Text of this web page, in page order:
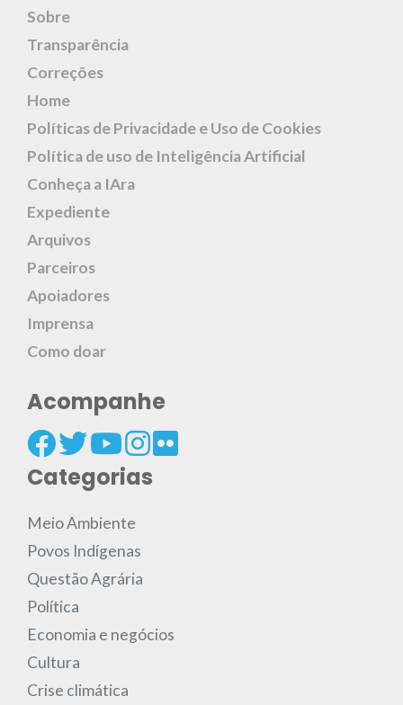
Sobre
Transparência
Correções
Home
Políticas de Privacidade e Uso de Cookies
Política de uso de Inteligência Artificial
Conheça a IAra
Expediente
Arquivos
Parceiros
Apoiadores
Imprensa
Como doar
Acompanhe
Categorias
Meio Ambiente
Povos Indígenas
Questão Agrária
Política
Economia e negócios
Cultura
Crise climática